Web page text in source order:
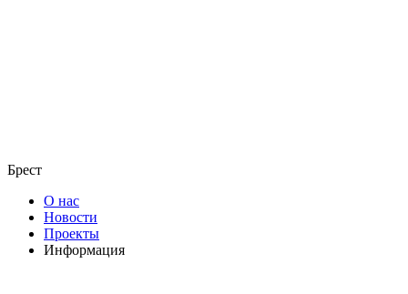
Брест
О нас
Новости
Проекты
Информация